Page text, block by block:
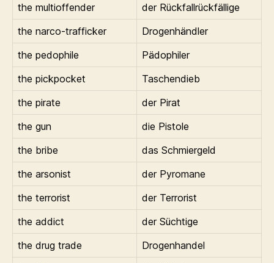
the multioffender
der Rückfallrückfällige
the narco-trafficker
Drogenhändler
the pedophile
Pädophiler
the pickpocket
Taschendieb
the pirate
der Pirat
the gun
die Pistole
the bribe
das Schmiergeld
the arsonist
der Pyromane
the terrorist
der Terrorist
the addict
der Süchtige
the drug trade
Drogenhandel